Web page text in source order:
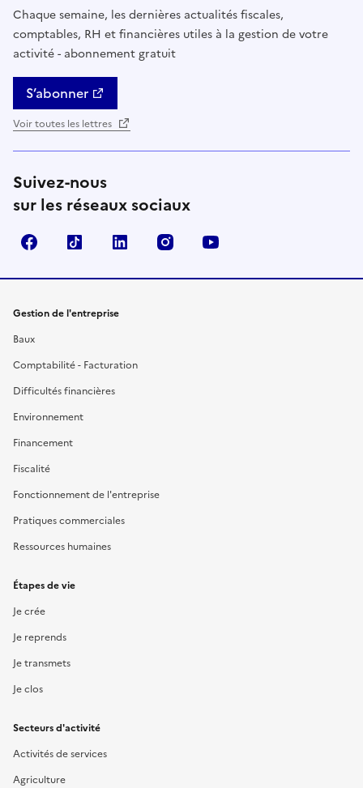
Chaque semaine, les dernières actualités fiscales,
comptables, RH et financières utiles à la gestion de votre
activité - abonnement gratuit
S’abonner
Voir toutes les lettres
Suivez-nous
sur les réseaux sociaux
FacebookTikTok Linkedin Instagram
Gestion de l'entreprise
Baux
Comptabilité - Facturation
Difficultés financières
Environnement
Financement
Fiscalité
Fonctionnement de l'entreprise
Pratiques commerciales
Ressources humaines
Étapes de vie
Je crée
Je reprends
Je transmets
Je clos
Secteurs d'activité
Activités de services
Agriculture